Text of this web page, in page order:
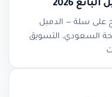
2026
على سلة — الدمبل
السعودي، التسويق